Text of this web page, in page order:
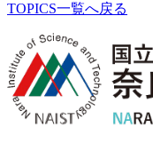
TOPICS一覧へ戻る